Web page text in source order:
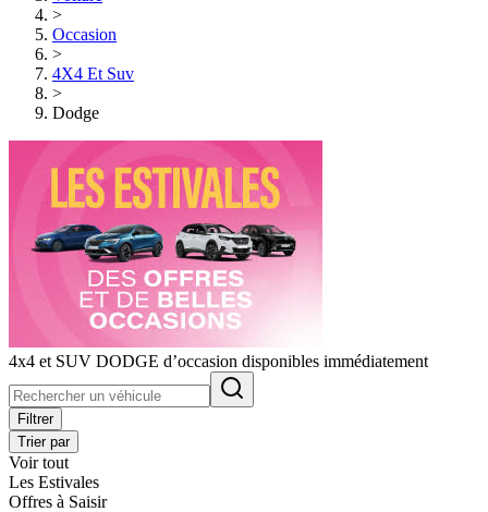
>
Occasion
>
4X4 Et Suv
>
Dodge
4x4 et SUV DODGE d’occasion disponibles immédiatement
Filtrer
Trier par
Voir tout
Les Estivales
Offres à Saisir